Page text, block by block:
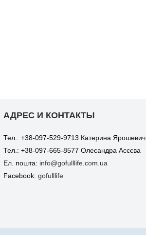
АДРЕС И КОНТАКТЫ
Тел.: +38-097-529-9713 Катерина Ярошевич
Тел.: +38-097-665-8577 Олесандра Асєєва
Ел. пошта: info@gofulllife.com.ua
Facebook: gofulllife